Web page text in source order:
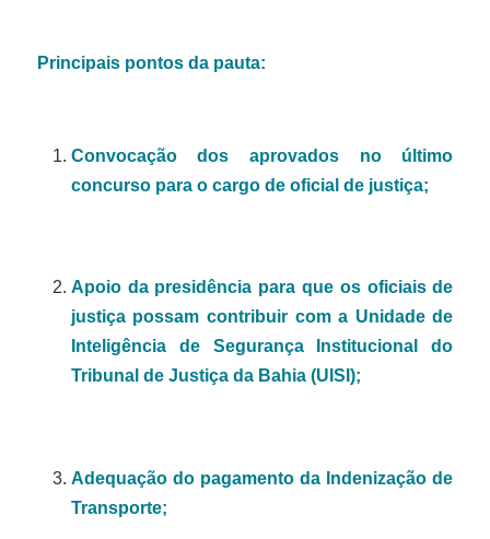
Principais pontos da pauta:
Convocação dos aprovados no último
concurso para o cargo de oficial de justiça;
Apoio da presidência para que os oficiais de
justiça possam contribuir com a Unidade de
Inteligência de Segurança Institucional do
Tribunal de Justiça da Bahia (UISI);
Adequação do pagamento da Indenização de
Transporte;